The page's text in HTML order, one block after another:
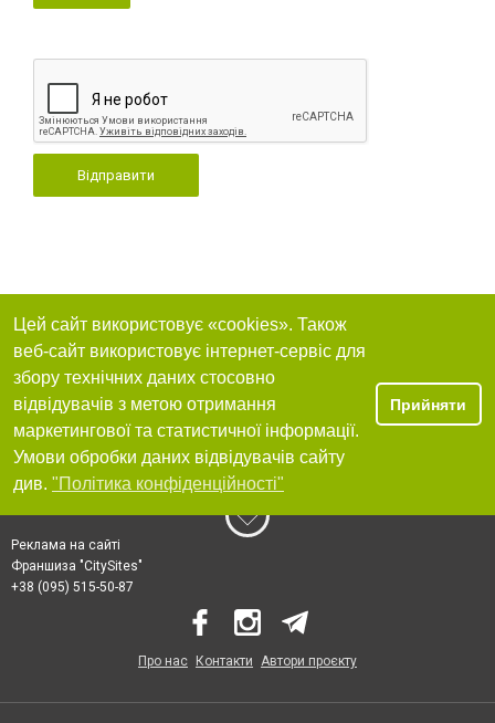
Відправити
Цей сайт використовує «cookies». Також
веб-сайт використовує інтернет-сервіс для
збору технічних даних стосовно
відвідувачів з метою отримання
маркетингової та статистичної інформації.
Умови обробки даних відвідувачів сайту
див. "Політика конфіденційності"
Прийняти
Реклама на сайті
Франшиза "CitySites"
+38 (095) 515-50-87
Про нас Контакти Автори проєкту